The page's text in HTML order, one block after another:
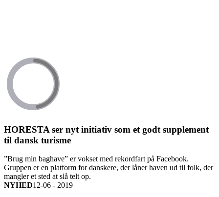
HORESTA ser nyt initiativ som et godt supplement
til dansk turisme
”Brug min baghave” er vokset med rekordfart på Facebook.
Gruppen er en platform for danskere, der låner haven ud til folk, der
mangler et sted at slå telt op.
NYHED12-06 - 2019